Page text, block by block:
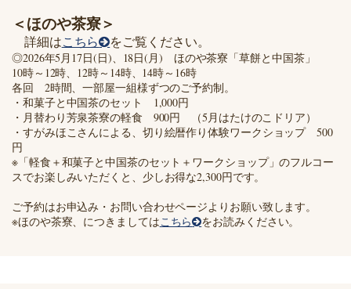
＜ほのや茶寮＞
詳細はこちら をご覧ください。
◎2026年5月17日(日)、18日(月) ほのや茶寮「草餅と中国茶」
10時～12時、12時～14時、14時～16時
各回 2時間、一部屋一組様ずつのご予約制。
・和菓子と中国茶のセット 1,000円
・月替わり芳泉茶寮の軽食 900円 （5月はたけのこドリア）
・すがみほこさんによる、切り絵暦作り体験ワークショップ 500
円
※「軽食＋和菓子と中国茶のセット＋ワークショップ」のフルコー
スでお楽しみいただくと、少しお得な2,300円です。
ご予約はお申込み・お問い合わせページよりお願い致します。
※ほのや茶寮、につきましてはこちら をお読みください。